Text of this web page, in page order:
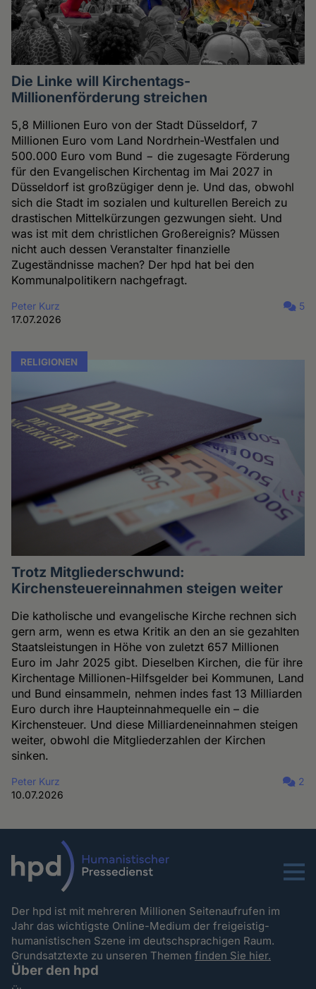
Die Linke will Kirchentags-
Millionenförderung streichen
5,8 Millionen Euro von der Stadt Düsseldorf, 7
Millionen Euro vom Land Nordrhein-Westfalen und
500.000 Euro vom Bund − die zugesagte Förderung
für den Evangelischen Kirchentag im Mai 2027 in
Düsseldorf ist großzügiger denn je. Und das, obwohl
sich die Stadt im sozialen und kulturellen Bereich zu
drastischen Mittelkürzungen gezwungen sieht. Und
was ist mit dem christlichen Großereignis? Müssen
nicht auch dessen Veranstalter finanzielle
Zugeständnisse machen? Der hpd hat bei den
Kommunalpolitikern nachgefragt.
Peter Kurz
17.07.2026
5
RELIGIONEN
Trotz Mitgliederschwund:
Kirchensteuereinnahmen steigen weiter
Die katholische und evangelische Kirche rechnen sich
gern arm, wenn es etwa Kritik an den an sie gezahlten
Staatsleistungen in Höhe von zuletzt 657 Millionen
Euro im Jahr 2025 gibt. Dieselben Kirchen, die für ihre
Kirchentage Millionen-Hilfsgelder bei Kommunen, Land
und Bund einsammeln, nehmen indes fast 13 Milliarden
Euro durch ihre Haupteinnahmequelle ein – die
Kirchensteuer. Und diese Milliardeneinnahmen steigen
weiter, obwohl die Mitgliederzahlen der Kirchen
sinken.
Peter Kurz
10.07.2026
2
Menu
Der hpd ist mit mehreren Millionen Seitenaufrufen im
Jahr das wichtigste Online-Medium der freigeistig-
humanistischen Szene im deutschsprachigen Raum.
Grundsatztexte zu unseren Themenfinden Sie hier.
Über den hpd